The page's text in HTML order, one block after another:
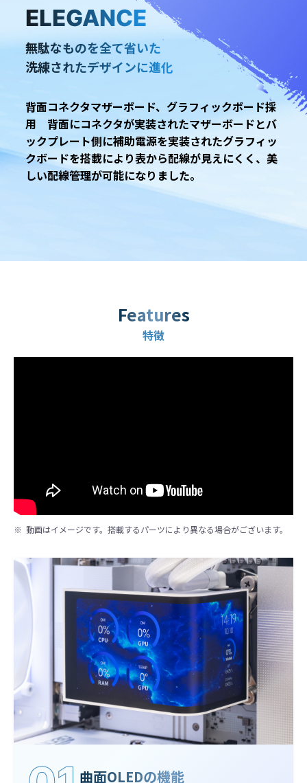
ELEGANCE
無駄なものを全て省いた
洗練されたデザインに進化
背面コネクタマザーボード、グラフィックボード採
用 背面にコネクタが実装されたマザーボードとバ
ックプレート側に補助電源を実装されたグラフィッ
クボードを搭載により表から配線が見えにくく、美
しい配線管理が可能になりました。
Features
特徴
動画はイメージです。搭載するパーツにより異なる場合がございます。
曲面OLEDの機能